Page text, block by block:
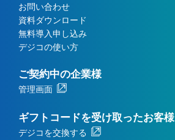
お問い合わせ
資料ダウンロード
無料導入申し込み
デジコの使い方
ご契約中の企業様
管理画面
ギフトコードを受け取ったお客様
デジコを交換する